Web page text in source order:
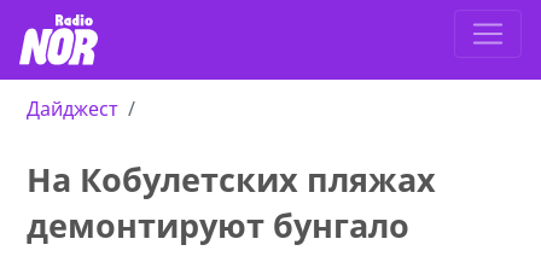
Дайджест
На Кобулетских пляжах
демонтируют бунгало